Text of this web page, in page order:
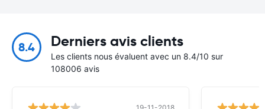
8.4 Derniers avis clients
Les clients nous évaluent avec un 8.4/10 sur
108006 avis